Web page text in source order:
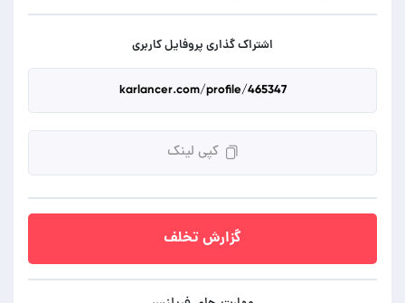
اشتراک گذاری پروفایل کاربری
کپی لینک
گزارش تخلف